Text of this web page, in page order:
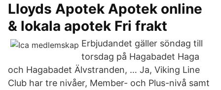
Lloyds Apotek Apotek online
& lokala apotek Fri frakt
Erbjudandet gäller söndag till
torsdag på Hagabadet Haga
och Hagabadet Älvstranden, … Ja, Viking Line
Club har tre nivåer, Member- och Plus-nivå samt